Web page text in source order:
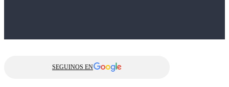
SEGUINOS EN